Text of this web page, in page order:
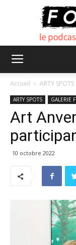
Accueil ARTY SPOTS
ARTY SPOTS GALERIE
Art
10 octobre 2022